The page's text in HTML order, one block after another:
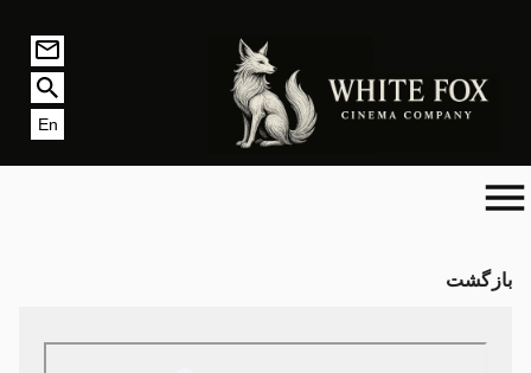
En
بازگشت